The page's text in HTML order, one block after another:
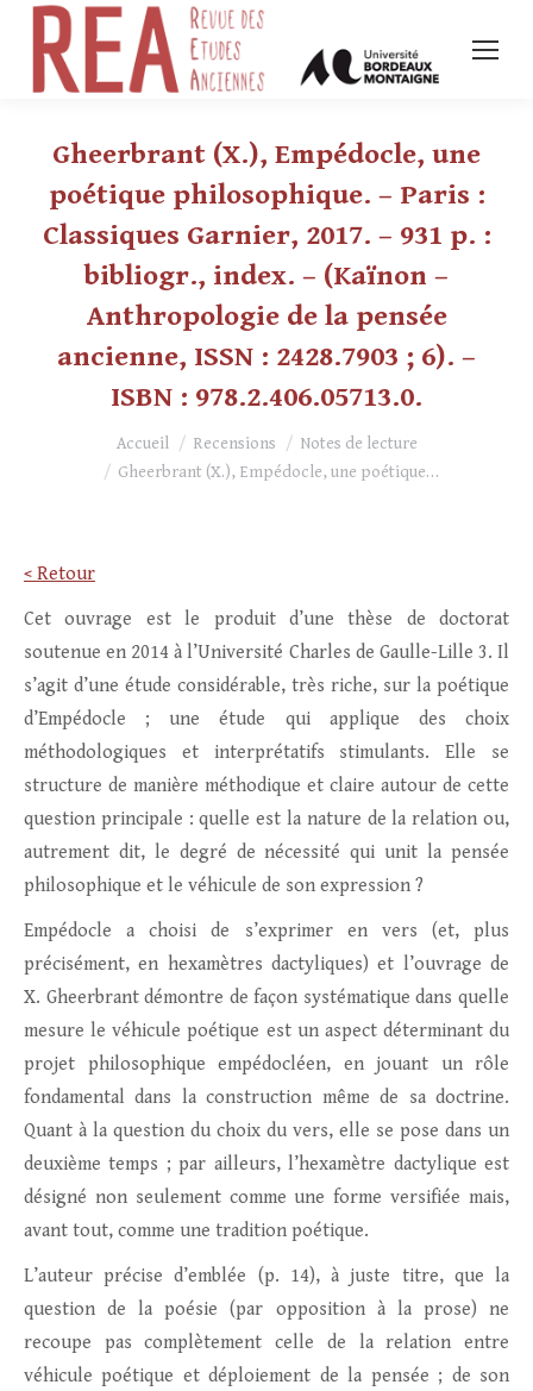
Gheerbrant (X.), Empédocle, une
poétique philosophique. – Paris :
Classiques Garnier, 2017. – 931 p. :
bibliogr., index. – (Kaïnon –
Anthropologie de la pensée
ancienne, ISSN : 2428.7903 ; 6). –
ISBN : 978.2.406.05713.0.
Vous êtes ici :Accueil Recensions
Notes de lecture
Gheerbrant (X.), Empédocle, une poétique…
< Retour
Cet ouvrage est le produit d’une thèse de doctorat
soutenue en 2014 à l’Université Charles de Gaulle-Lille 3. Il
s’agit d’une étude considérable, très riche, sur la poétique
d’Empédocle ; une étude qui applique des choix
méthodologiques et interprétatifs stimulants. Elle se
structure de manière méthodique et claire autour de cette
question principale : quelle est la nature de la relation ou,
autrement dit, le degré de nécessité qui unit la pensée
philosophique et le véhicule de son expression ?
Empédocle a choisi de s’exprimer en vers (et, plus
précisément, en hexamètres dactyliques) et l’ouvrage de
X. Gheerbrant démontre de façon systématique dans quelle
mesure le véhicule poétique est un aspect déterminant du
projet philosophique empédocléen, en jouant un rôle
fondamental dans la construction même de sa doctrine.
Quant à la question du choix du vers, elle se pose dans un
deuxième temps ; par ailleurs, l’hexamètre dactylique est
désigné non seulement comme une forme versifiée mais,
avant tout, comme une tradition poétique.
L’auteur précise d’emblée (p. 14), à juste titre, que la
question de la poésie (par opposition à la prose) ne
recoupe pas complètement celle de la relation entre
véhicule poétique et déploiement de la pensée ; de son